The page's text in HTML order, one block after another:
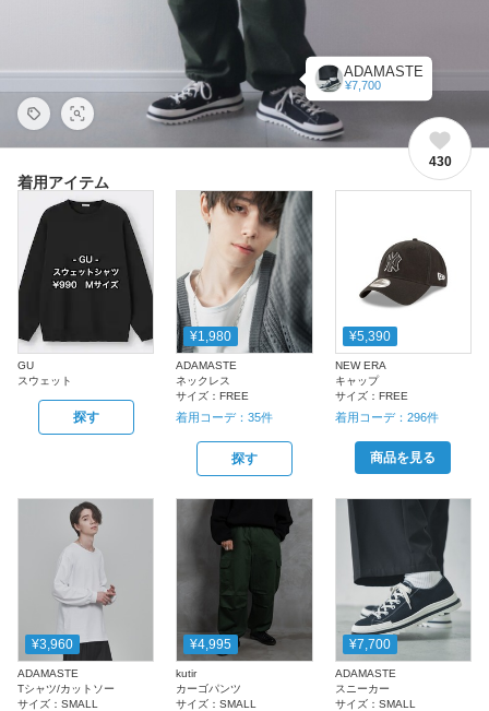
ADAMASTE
¥7,700
430
着用アイテム
GU
スウェット
探す
¥1,980
ADAMASTE
ネックレス
サイズ：FREE
着用コーデ：35件
探す
¥5,390
NEW ERA
キャップ
サイズ： FREE
着用コーデ： 296件
商品を見る
¥3,960
ADAMASTE
Tシャツ/カットソー
サイズ： SMALL
¥4,995
kutir
カーゴパンツ
サイズ：SMALL
¥7,700
ADAMASTE
スニーカー
サイズ： SMALL